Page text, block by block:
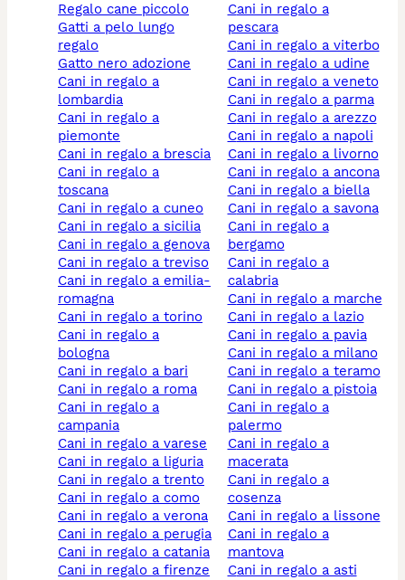
regalo cane piccolo
gatti a pelo lungo
regalo
gatto nero adozione
cani in regalo a
lombardia
cani in regalo a
piemonte
cani in regalo a brescia
cani in regalo a
toscana
cani in regalo a cuneo
cani in regalo a sicilia
cani in regalo a genova
cani in regalo a treviso
cani in regalo a emilia-
romagna
cani in regalo a torino
cani in regalo a
bologna
cani in regalo a bari
cani in regalo a roma
cani in regalo a
campania
cani in regalo a varese
cani in regalo a liguria
cani in regalo a trento
cani in regalo a como
cani in regalo a verona
cani in regalo a perugia
cani in regalo a catania
cani in regalo a firenze
cani in regalo a
pescara
cani in regalo a viterbo
cani in regalo a udine
cani in regalo a veneto
cani in regalo a parma
cani in regalo a arezzo
cani in regalo a napoli
cani in regalo a livorno
cani in regalo a ancona
cani in regalo a biella
cani in regalo a savona
cani in regalo a
bergamo
cani in regalo a
calabria
cani in regalo a marche
cani in regalo a lazio
cani in regalo a pavia
cani in regalo a milano
cani in regalo a teramo
cani in regalo a pistoia
cani in regalo a
palermo
cani in regalo a
macerata
cani in regalo a
cosenza
cani in regalo a lissone
cani in regalo a
mantova
cani in regalo a asti